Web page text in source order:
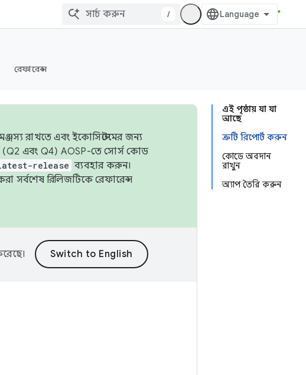
/
রেফারেন্স
এই পৃষ্ঠায় যা যা
আছে
ত্রুটি রিপোর্ট করুন
কোডে অবদান
রাখুন
অ্যাপ তৈরি করুন
রাখতে এবং ইকোসিস্টেমের জন্য
(Q2 এবং Q4) AOSP-তে সোর্স কোড
release ব্যবহার করুন।
সর্বশেষ রিলিজটিকে রেফারেন্স